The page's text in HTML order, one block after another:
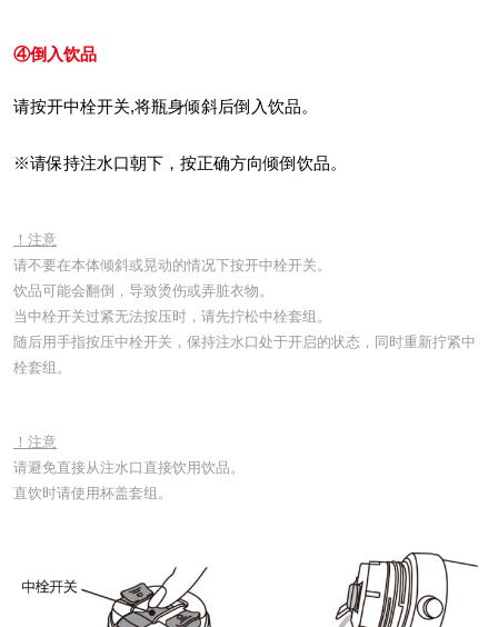
④倒入饮品
请按开中栓开关,将瓶身倾斜后倒入饮品。
※请保持注水口朝下，按正确方向倾倒饮品。
！注意
请不要在本体倾斜或晃动的情况下按开中栓开关。
饮品可能会翻倒，导致烫伤或弄脏衣物。
当中栓开关过紧无法按压时，请先拧松中栓套组。
随后用手指按压中栓开关，保持注水口处于开启的状态，同时重新拧紧中
栓套组。
！注意
请避免直接从注水口直接饮用饮品。
直饮时请使用杯盖套组。